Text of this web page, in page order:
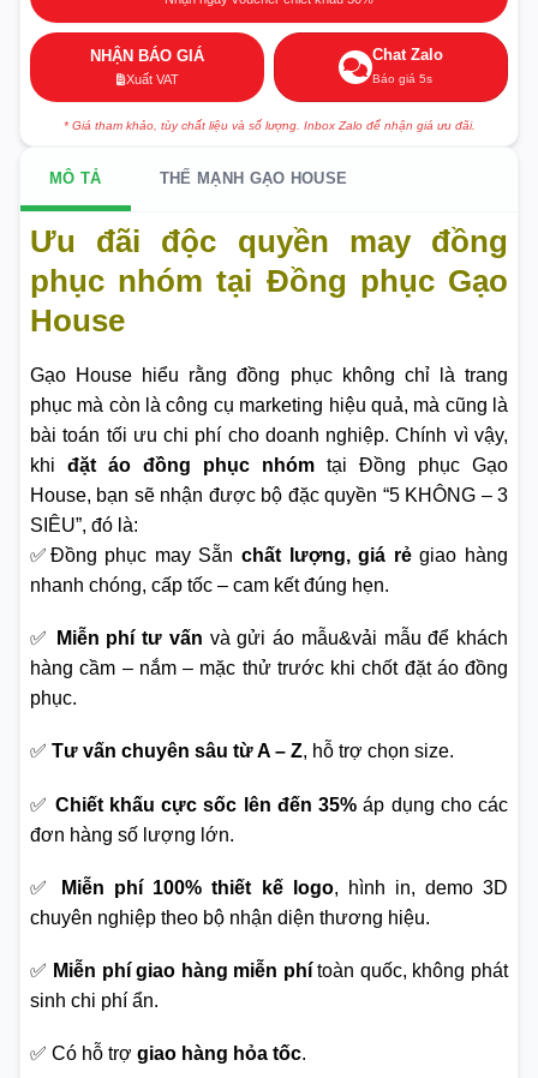
NHẬN BÁO GIÁ
Xuất VAT
Chat Zalo
Báo giá 5s
* Giá tham khảo, tùy chất liệu và số lượng. Inbox Zalo để nhận giá ưu đãi.
MÔ TẢ THẾ MẠNH GẠO HOUSE
Ưu đãi độc quyền may đồng
phục nhóm tại Đồng phục Gạo
House
Gạo House hiểu rằng đồng phục không chỉ là trang
phục mà còn là công cụ marketing hiệu quả, mà cũng là
bài toán tối ưu chi phí cho doanh nghiệp. Chính vì vậy,
khi đặt áo đồng phục nhóm tại Đồng phục Gạo
House, bạn sẽ nhận được bộ đặc quyền “5 KHÔNG – 3
SIÊU”, đó là:
✅Đồng phục may Sẵn chất lượng, giá rẻgiao hàng
nhanh chóng, cấp tốc – cam kết đúng hẹn.
✅ Miễn phí tư vấn và gửi áo mẫu&vải mẫu để khách
hàng cầm – nắm – mặc thử trước khi chốt đặt áo đồng
phục.
✅ Tư vấn chuyên sâu từ A – Z, hỗ trợ chọn size.
✅ Chiết khấu cực sốc lên đến 35% áp dụng cho các
đơn hàng số lượng lớn.
✅ Miễn phí 100% thiết kế logo, hình in, demo 3D
chuyên nghiệp theo bộ nhận diện thương hiệu.
✅ Miễn phí giao hàng miễn phítoàn quốc, không phát
sinh chi phí ẩn.
✅ Có hỗ trợ giao hàng hỏa tốc.